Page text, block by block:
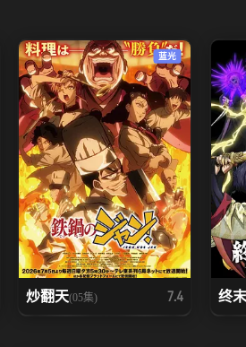
蓝光
炒翻天(05集) 7.4 终